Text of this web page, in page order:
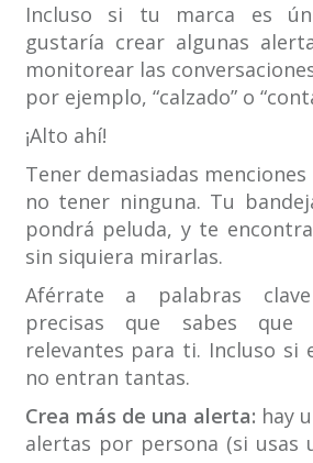
Incluso si tu marca es
gustaría crear algunas
monitorear las
por ejemplo, “calzado” o
¡Alto ahí!
Tener demasiadas
no tener ninguna. Tu
pondrá peluda, y te
sin siquiera mirarlas.
Aférrate a palabras
precisas que sabes que
relevantes para ti. Incluso si
no entran tantas.
Crea más de una alerta: hay
alertas por persona (si usas